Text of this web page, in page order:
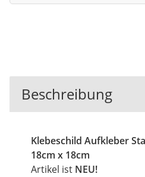
Beschreibung
Klebeschild Aufkleber
18cm x 18cm
Artikel ist NEU!